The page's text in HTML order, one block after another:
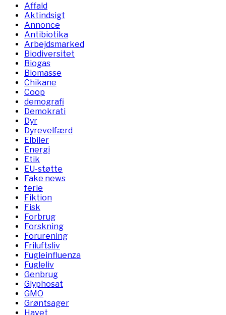
Affald
Aktindsigt
Annonce
Antibiotika
Arbejdsmarked
Biodiversitet
Biogas
Biomasse
Chikane
Coop
demografi
Demokrati
Dyr
Dyrevelfærd
Elbiler
Energi
Etik
EU-støtte
Fake news
ferie
Fiktion
Fisk
Forbrug
Forskning
Forurening
Friluftsliv
Fugleinfluenza
Fugleliv
Genbrug
Glyphosat
GMO
Grøntsager
Havet